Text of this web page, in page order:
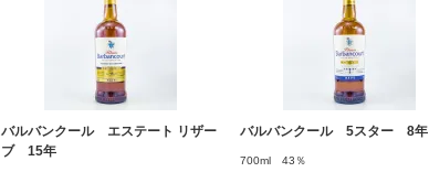
バルバンクール エステート リザー
ブ 15年
バルバンクール 5スター 8年
700ml 43％